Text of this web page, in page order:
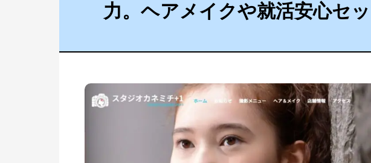
力。ヘアメイクや就活安心セッ